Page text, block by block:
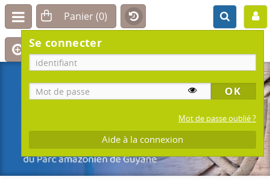
Se connecter
Mot de passe oublié ?
Aide à la connexion